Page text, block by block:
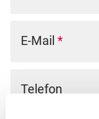
E-Mail *
Telefon